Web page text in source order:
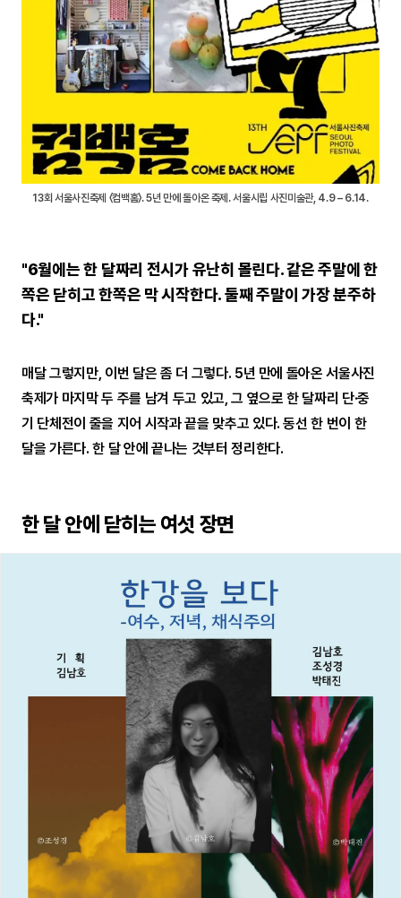
13회 서울사진축제 〈컴백홈〉. 5년 만에 돌아온 축제. 서울시립 사진미술관, 4.9 – 6.14.
"6월에는 한 달짜리 전시가 유난히 몰린다. 같은 주말에 한
쪽은 닫히고 한쪽은 막 시작한다. 둘째 주말이 가장 분주하
다."
매달 그렇지만, 이번 달은 좀 더 그렇다. 5년 만에 돌아온 서울사진
축제가 마지막 두 주를 남겨 두고 있고, 그 옆으로 한 달짜리 단·중
기 단체전이 줄을 지어 시작과 끝을 맞추고 있다. 동선 한 번이 한
달을 가른다. 한 달 안에 끝나는 것부터 정리한다.
한 달 안에 닫히는 여섯 장면